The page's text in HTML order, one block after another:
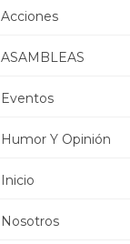
Acciones
ASAMBLEAS
Eventos
Humor Y Opinión
Inicio
Nosotros